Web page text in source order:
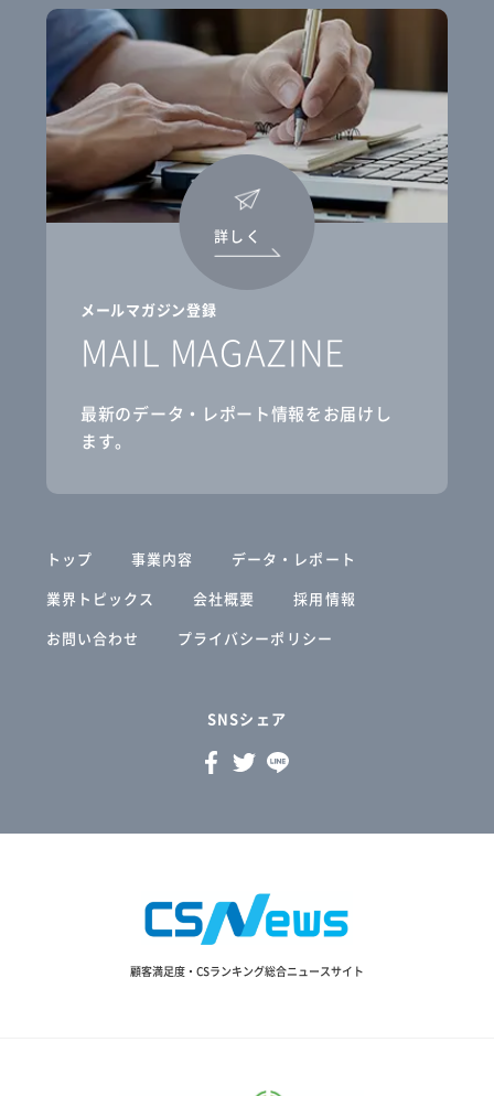
メールマガジン登録
MAIL MAGAZINE
最新のデータ・レポート情報をお届けし
ます。
詳しく
トップ 事業内容
データ・レポート
業界トピックス
会社概要
採用情報
お問い合わせ
プライバシーポリシー
SNSシェア
顧客満足度・CSランキング総合ニュースサイト